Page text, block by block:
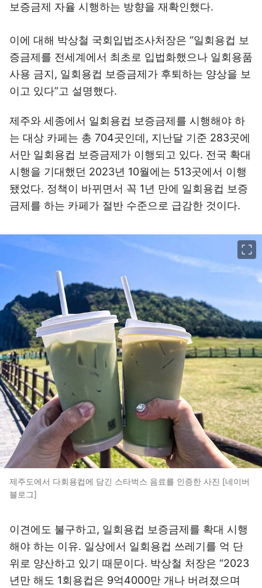
보증금제 자율 시행하는 방향을 재확인했다.
이에 대해 박상철 국회입법조사처장은 “일회용컵 보
증금제를 전세계에서 최초로 입법화했으나 일회용품
사용 금지, 일회용컵 보증금제가 후퇴하는 양상을 보
이고 있다”고 설명했다.
제주와 세종에서 일회용컵 보증금제를 시행해야 하
는 대상 카페는 총 704곳인데, 지난달 기준 283곳에
서만 일회용컵 보증금제가 이행되고 있다. 전국 확대
시행을 기대했던 2023년 10월에는 513곳에서 이행
됐었다. 정책이 바뀌면서 꼭 1년 만에 일회용컵 보증
금제를 하는 카페가 절반 수준으로 급감한 것이다.
제주도에서 다회용컵에 담긴 스타벅스 음료를 인증한 사진 [네이버
블로그]
이견에도 불구하고, 일회용컵 보증금제를 확대 시행
해야 하는 이유. 일상에서 일회용컵 쓰레기를 억 단
위로 양산하고 있기 때문이다. 박상철 처장은 “2023
년만 해도 1회용컵은 9억4000만 개나 버려졌으며